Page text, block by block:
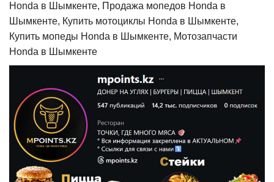
Honda в Шымкенте, Продажа мопедов Honda в
Шымкенте, Купить мотоциклы Honda в Шымкенте,
Купить мопеды Honda в Шымкенте, Мотозапчасти
Honda в Шымкенте